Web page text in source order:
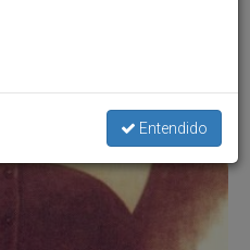
Entendido